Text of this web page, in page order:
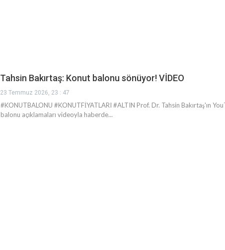
Tahsin Bakırtaş: Konut balonu sönüyor! VİDEO
23 Temmuz 2026, 23 : 47
#KONUTBALONU #KONUTFİYATLARI #ALTIN Prof. Dr. Tahsin Bakırtaş'ın
balonu açıklamaları videoyla haberde...